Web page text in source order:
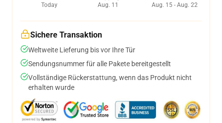
Today
Aug. 11
Aug. 15 - Aug. 22
Sichere Transaktion
Weltweite Lieferung bis vor Ihre Tür
Sendungsnummer für alle Pakete bereitgestellt
Vollständige Rückerstattung, wenn das Produkt nicht
erhalten wurde